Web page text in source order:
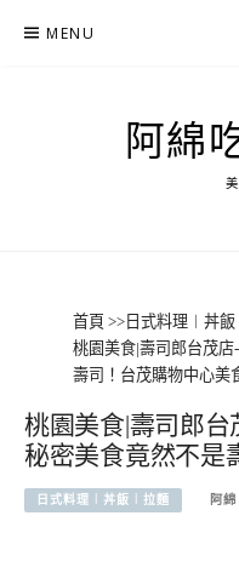
MENU
阿綿
首頁 >> 日式料理︱丼
桃園美食|壽司郎台茂
壽司！台茂購物中心美
桃園美食|壽司郎台
秘密美食竟然不是
日式料理︱丼飯︱拉麵 阿綿